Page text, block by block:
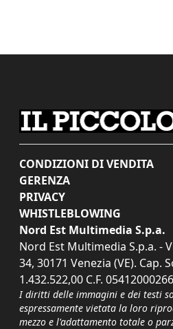
CONDIZIONI DI VENDITA
GERENZA
PRIVACY
WHISTLEBLOWING
Nord Est Multimedia S.p.a.
Nord Est Multimedia S.p.a. -
34, 30171 Venezia (VE). Cap.
1.432.522,00 C.F.
I diritti delle immagini e dei testi
espressamente vietata la loro
mezzo e l'adattamento totale o